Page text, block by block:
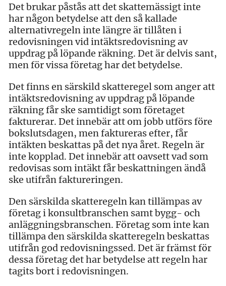
Det brukar påstås att det skattemässigt inte
har någon betydelse att den så kallade
alternativregeln inte längre är tillåten i
redovisningen vid intäktsredovisning av
uppdrag på löpande räkning. Det är delvis sant,
men för vissa företag har det betydelse.
Det finns en särskild skatteregel som anger att
intäktsredovisning av uppdrag på löpande
räkning får ske samtidigt som företaget
fakturerar. Det innebär att om jobb utförs före
bokslutsdagen, men faktureras efter, får
intäkten beskattas på det nya året. Regeln är
inte kopplad. Det innebär att oavsett vad som
redovisas som intäkt får beskattningen ändå
ske utifrån faktureringen.
Den särskilda skatteregeln kan tillämpas av
företag i konsultbranschen samt bygg- och
anläggningsbranschen. Företag som inte kan
tillämpa den särskilda skatteregeln beskattas
utifrån god redovisningssed. Det är främst för
dessa företag det har betydelse att regeln har
tagits bort i redovisningen.